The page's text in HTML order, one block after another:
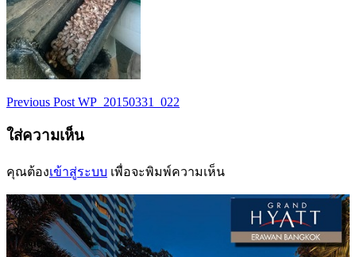
เมนู
นำทาง
เรื่อง
Previous Post WP_20150331_022
ใส่ความเห็น
คุณต้องเข้าสู่ระบบ เพื่อจะพิมพ์ความเห็น